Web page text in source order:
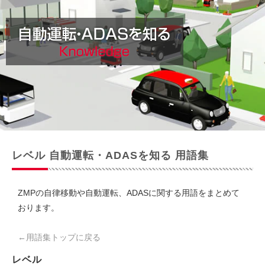
レベル 自動運転・ADASを知る 用語集
ZMPの自律移動や自動運転、ADASに関する用語をまとめて
おります。
←用語集トップに戻る
レベル